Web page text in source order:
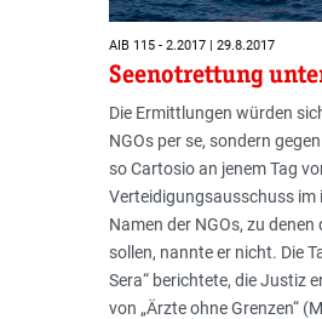
AIB 115 - 2.2017 | 29.8.2017
Seenotrettung
Die Ermittlungen würden
NGOs per se, sondern
so Cartosio an jenem Tag
Verteidigungsausschuss im
Namen der NGOs, zu
sollen, nannte er nicht. Die
Sera“ berichtete, die Justiz
von „Ärzte ohne Grenzen“